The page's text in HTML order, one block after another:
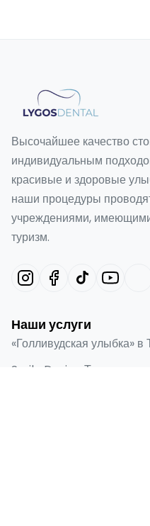
Высочайшее качество
индивидуальным
красивые и здоровые
наши процедуры
учреждениями,
туризм.
Наши услуги
«Голливудская улыбка» в
Smile Design Турция